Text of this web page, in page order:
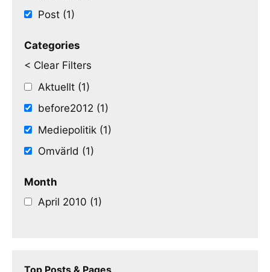
Post (1)
Categories
< Clear Filters
Aktuellt (1)
before2012 (1)
Mediepolitik (1)
Omvärld (1)
Month
April 2010 (1)
Top Posts & Pages